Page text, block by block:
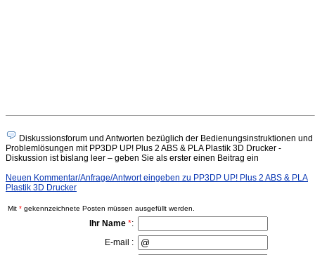
Diskussionsforum und Antworten bezüglich der Bedienungsinstruktionen und
Problemlösungen mit PP3DP UP! Plus 2 ABS & PLA Plastik 3D Drucker -
Diskussion ist bislang leer – geben Sie als erster einen Beitrag ein
Neuen Kommentar/Anfrage/Antwort eingeben zu PP3DP UP! Plus 2 ABS & PLA
Plastik 3D Drucker
Mit * gekennzeichnete Posten müssen ausgefüllt werden.
Ihr Name *:
E-mail :